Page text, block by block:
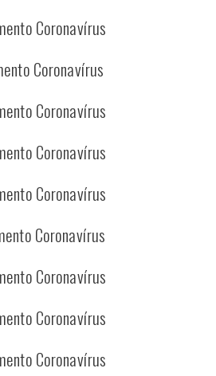
Coronavírus
Coronavírus
Coronavírus
Coronavírus
Coronavírus
Coronavírus
Coronavírus
Coronavírus
Coronavírus